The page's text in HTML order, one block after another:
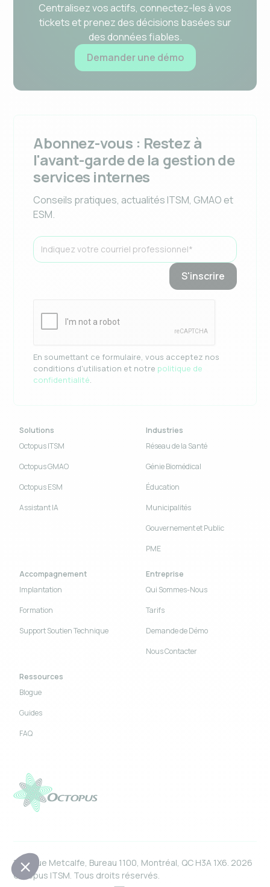
Centralisez vos actifs, connectez-les à vos
tickets et prenez des décisions basées sur
des données fiables.
Demander une démo
Abonnez-vous : Restez à
l'avant-garde de la gestion de
services internes
Conseils pratiques, actualités ITSM, GMAO et
ESM.
En soumettant ce formulaire, vous acceptez nos
conditions d'utilisation et notre politique de
confidentialité.
Solutions
Octopus ITSM
Octopus GMAO
Octopus ESM
Assistant IA
Industries
Réseau de la Santé
Génie Biomédical
Éducation
Municipalités
Gouvernement et Public
PME
Accompagnement
Implantation
Formation
Support Soutien Technique
Entreprise
Qui Sommes-Nous
Tarifs
Demande de Démo
Nous Contacter
Ressources
Blogue
Guides
FAQ
1550 rue Metcalfe, Bureau 1100, Montréal, QC H3A 1X6. 2026
Octopus ITSM. Tous droits réservés.